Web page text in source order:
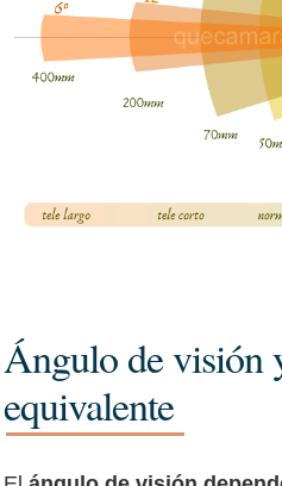
Ángulo de visión
equivalente